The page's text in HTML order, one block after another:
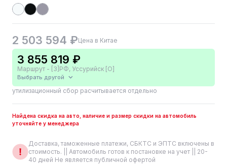
2 503 594 ₽Цена в Китае
3 855 819 ₽
Маршрут - [3]РФ, Уссурийск [О]
Выбрать другой
утилизационный сбор расчитывается отдельно
Найдена скидка на авто, наличие и размер скидки на автомобиль
уточняйте у менеджера
Доставка, таможенные платежи, СБКТС и ЭПТС включены в
стоимость. || Автомобиль готов к постановке на учет || 20-
40 дней Не является публичной офертой